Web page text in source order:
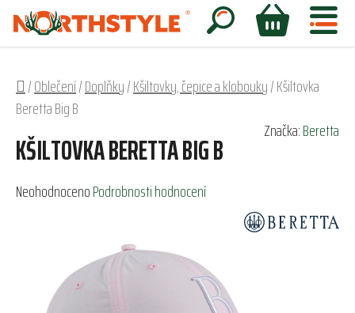
Přejít
obsah
Hledat
NÁKUPNÍ
Domů
/Oblečení/Doplňky/Kšiltovky, čepice a klobouky/Kšiltovka
Beretta Big B
KŠILTOVKA BERETTA BIG B
Průměrné
NeohodnocenoPodrobnosti hodnocení
Značka:Beretta